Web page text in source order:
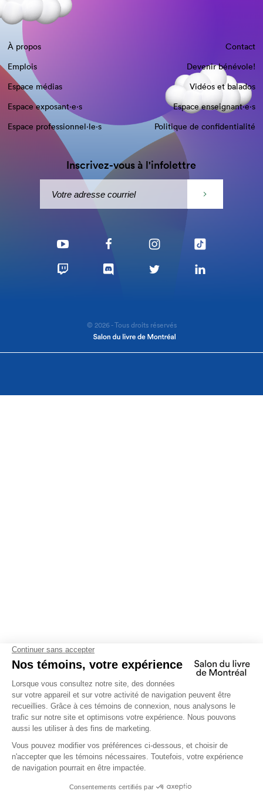
À propos
Contact
Emplois
Devenir bénévole!
Espace médias
Vidéos et balados
Espace exposant·e⋅s
Espace enseignant·e⋅s
Espace professionnel·le⋅s
Politique de confidentialité
Inscrivez-vous à l'infolettre
© 2026 - Tous droits réservés